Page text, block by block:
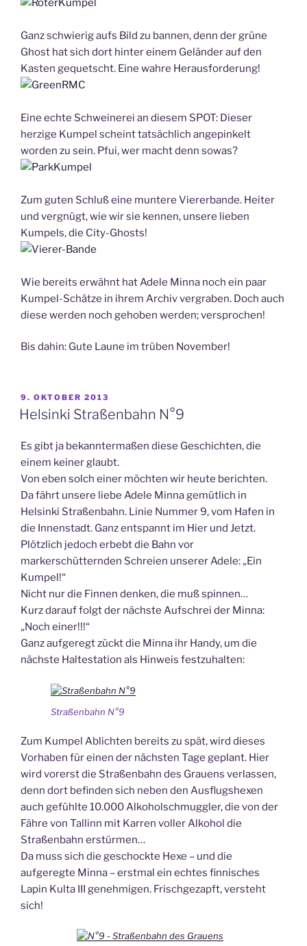
Ganz schwierig aufs Bild zu bannen, denn der grüne
Ghost hat sich dort hinter einem Geländer auf den
Kasten gequetscht. Eine wahre Herausforderung!
Eine echte Schweinerei an diesem SPOT: Dieser
herzige Kumpel scheint tatsächlich angepinkelt
worden zu sein. Pfui, wer macht denn sowas?
Zum guten Schluß eine muntere Viererbande. Heiter
und vergnügt, wie wir sie kennen, unsere lieben
Kumpels, die City-Ghosts!
Wie bereits erwähnt hat Adele Minna noch ein paar
Kumpel-Schätze in ihrem Archiv vergraben. Doch auch
diese werden noch gehoben werden; versprochen!
Bis dahin: Gute Laune im trüben November!
VERÖFFENTLICHT
AM
9. OKTOBER 2013
Helsinki Straßenbahn N°9
Es gibt ja bekanntermaßen diese Geschichten, die
einem keiner glaubt.
Von eben solch einer möchten wir heute berichten.
Da fährt unsere liebe Adele Minna gemütlich in
Helsinki Straßenbahn. Linie Nummer 9, vom Hafen in
die Innenstadt. Ganz entspannt im Hier und Jetzt.
Plötzlich jedoch erbebt die Bahn vor
markerschütternden Schreien unserer Adele: „Ein
Kumpel!“
Nicht nur die Finnen denken, die muß spinnen…
Kurz darauf folgt der nächste Aufschrei der Minna:
„Noch einer!!!“
Ganz aufgeregt zückt die Minna ihr Handy, um die
nächste Haltestation als Hinweis festzuhalten:
Straßenbahn N°9
Zum Kumpel Ablichten bereits zu spät, wird dieses
Vorhaben für einen der nächsten Tage geplant. Hier
wird vorerst die Straßenbahn des Grauens verlassen,
denn dort befinden sich neben den Ausflugshexen
auch gefühlte 10.000 Alkoholschmuggler, die von der
Fähre von Tallinn mit Karren voller Alkohol die
Straßenbahn erstürmen…
Da muss sich die geschockte Hexe – und die
aufgeregte Minna – erstmal ein echtes finnisches
Lapin Kulta III genehmigen. Frischgezapft, versteht
sich!